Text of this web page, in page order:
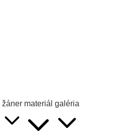
žáner materiál galéria